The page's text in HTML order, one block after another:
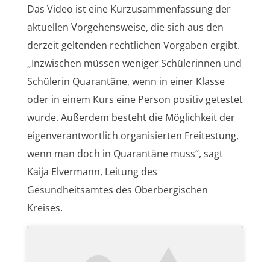
Das Video ist eine Kurzusammenfassung der
aktuellen Vorgehensweise, die sich aus den
derzeit geltenden rechtlichen Vorgaben ergibt.
„Inzwischen müssen weniger Schülerinnen und
Schülerin Quarantäne, wenn in einer Klasse
oder in einem Kurs eine Person positiv getestet
wurde. Außerdem besteht die Möglichkeit der
eigenverantwortlich organisierten Freitestung,
wenn man doch in Quarantäne muss“, sagt
Kaija Elvermann, Leitung des
Gesundheitsamtes des Oberbergischen
Kreises.